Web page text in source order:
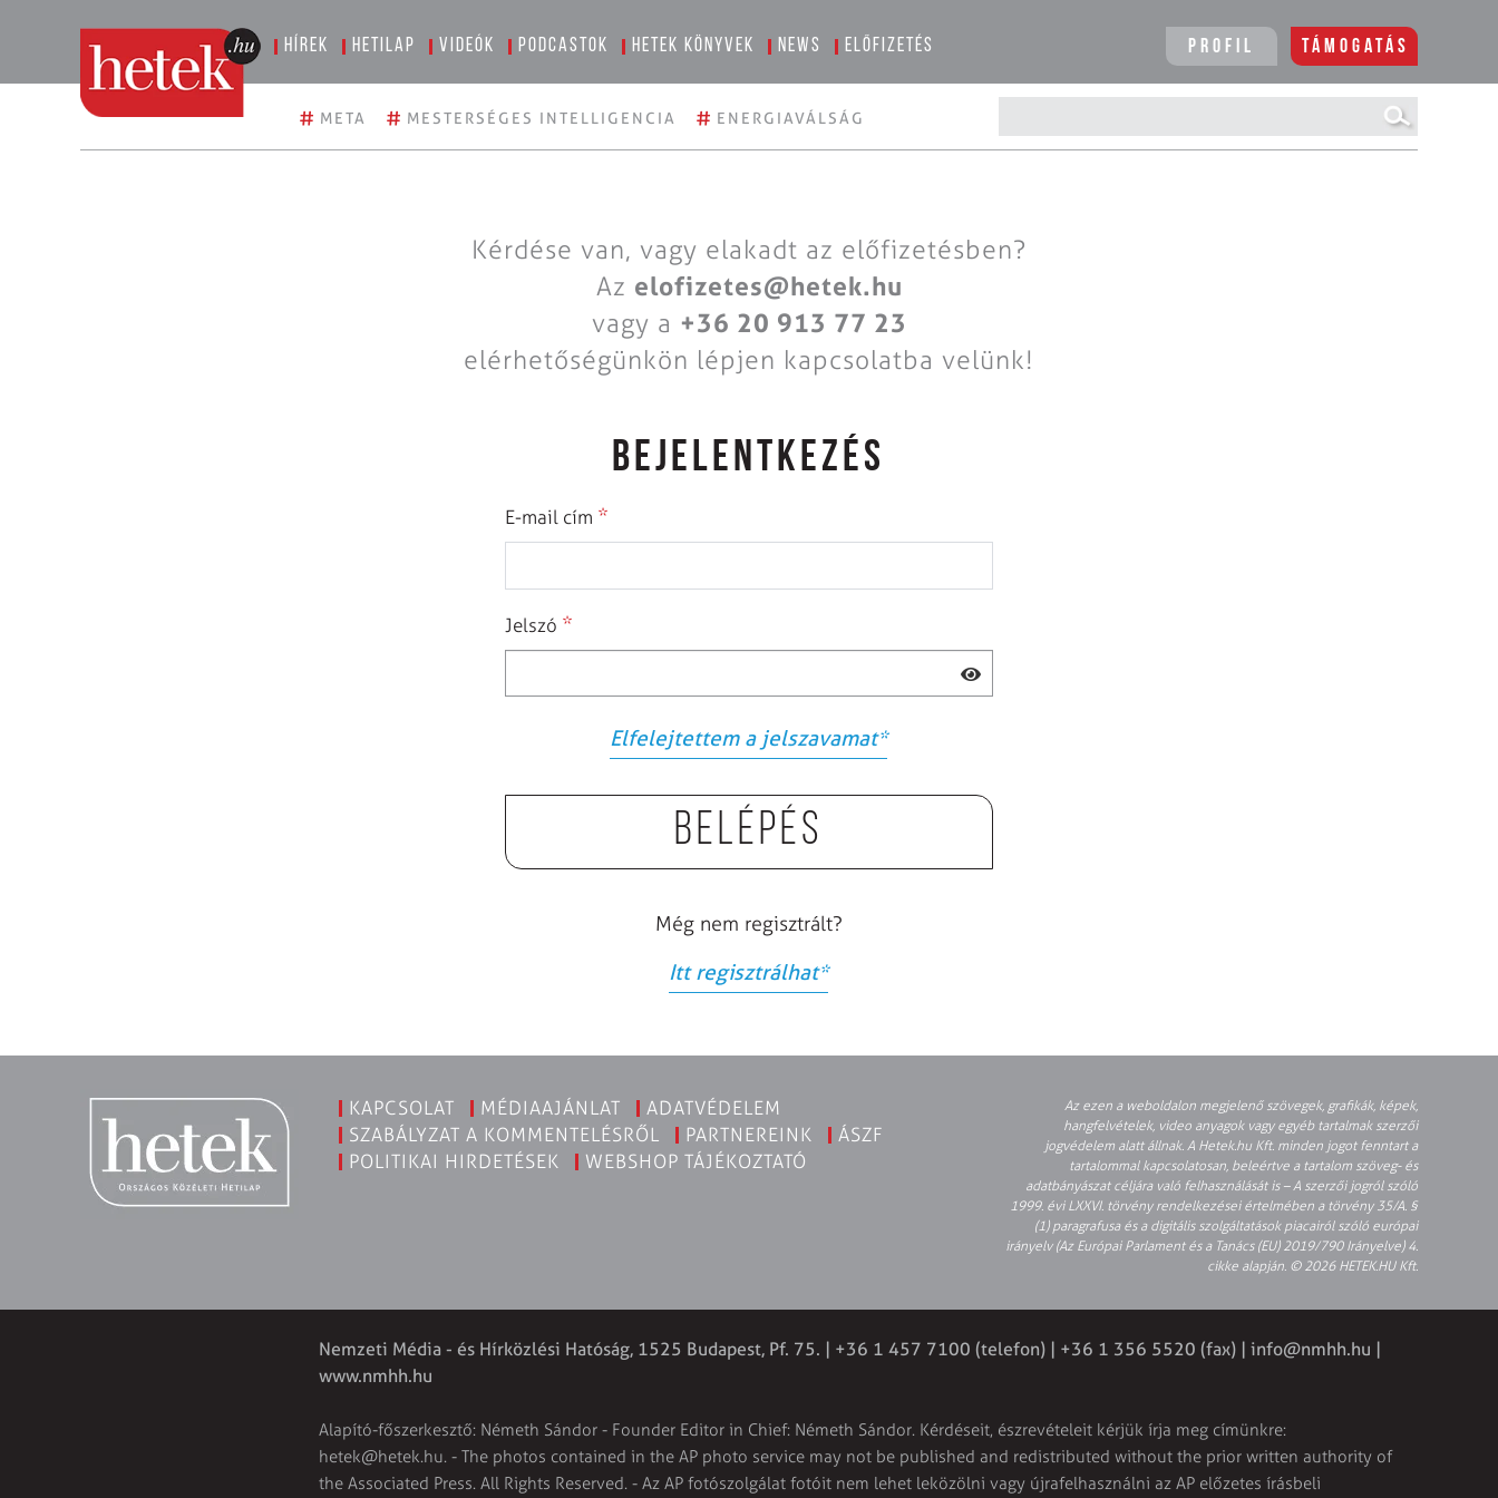
Hírek Hetilap Videók Podcastok Hetek könyvek News Előfizetés Profil Támogatás
# META # MESTERSÉGES INTELLIGENCIA # ENERGIAVÁLSÁG
Kérdése van, vagy elakadt az előfizetésben?
Az elofizetes@hetek.hu
vagy a +36 20 913 77 23
elérhetőségünkön lépjen kapcsolatba velünk!
BEJELENTKEZÉS
E-mail cím *
Jelszó *
Elfelejtettem a jelszavamat*
Belépés
Még nem regisztrált?
Itt regisztrálhat*
KAPCSOLAT MÉDIAAJÁNLAT
ADATVÉDELEM
SZABÁLYZAT A KOMMENTELÉSRŐL
PARTNEREINK
ÁSZF
POLITIKAI HIRDETÉSEK
WEBSHOP TÁJÉKOZTATÓ
Az ezen a weboldalon megjelenő szövegek, grafikák, képek,
hangfelvételek, video anyagok vagy egyéb tartalmak szerzői
jogvédelem alatt állnak. A Hetek.hu Kft. minden jogot fenntart a
tartalommal kapcsolatosan, beleértve a tartalom szöveg- és
adatbányászat céljára való felhasználását is – A szerzői jogról szóló
1999. évi LXXVI. törvény rendelkezései értelmében a törvény 35/A. §
(1) paragrafusa és a digitális szolgáltatások piacairól szóló európai
irányelv (Az Európai Parlament és a Tanács (EU) 2019/790 Irányelve) 4.
cikke alapján. © 2026 HETEK.HU Kft.
Nemzeti Média - és Hírközlési Hatóság, 1525 Budapest, Pf. 75. | +36 1 457 7100 (telefon) | +36 1 356 5520 (fax) | info@nmhh.hu |
www.nmhh.hu
Alapító-főszerkesztő: Németh Sándor - Founder Editor in Chief: Németh Sándor. Kérdéseit, észrevételeit kérjük írja meg címünkre:
hetek@hetek.hu. - The photos contained in the AP photo service may not be published and redistributed without the prior written authority of
the Associated Press. All Rights Reserved. - Az AP fotószolgálat fotóit nem lehet leközölni vagy újrafelhasználni az AP előzetes írásbeli